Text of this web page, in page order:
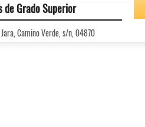
de Grado Superior
Camino Verde, s/n, 04870